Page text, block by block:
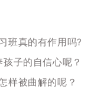
班真的有作用吗?
子的自信心呢？
样被曲解的呢？